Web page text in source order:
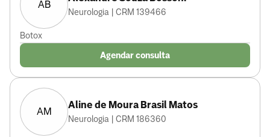
AB
Neurologia | CRM 139466
Botox
Agendar consulta
AM
Aline de Moura Brasil Matos
Neurologia | CRM 186360